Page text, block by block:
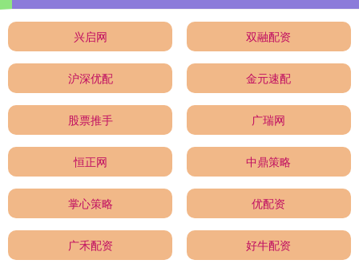
兴启网 双融配资
沪深优配 金元速配
股票推手 广瑞网
恒正网 中鼎策略
掌心策略 优配资
广禾配资 好牛配资